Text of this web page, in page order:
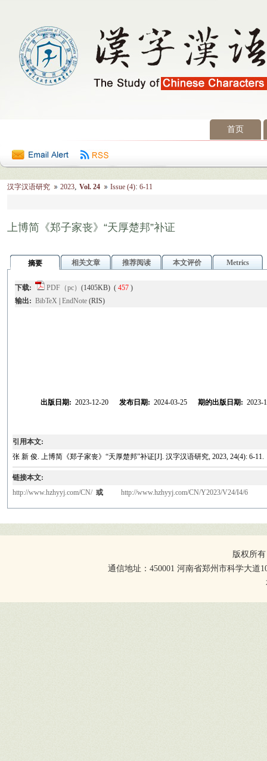
首页
汉字汉语研究 2023, Vol. 24 Issue (4): 6-11
上博简《郑子家丧》“天厚楚邦”补证
摘要 相关文章 推荐阅读 本文评价 Metrics
下载: PDF（pc） (1405KB) ( 457 )
输出: BibTeX EndNote (RIS)
出版日期: 2023-12-20 发布日期: 2024-03-25 期的出版日期: 2023-
引用本文:
张 新 俊. 上博简《郑子家丧》“天厚楚邦”补证[J]. 汉字汉语研究, 2023, 24(4): 6-11.
链接本文:
http://www.hzhyyj.com/CN/ 或 http://www.hzhyyj.com/CN/Y2023/V24/I4/6
版权所
通信地址：450001 河南省郑州市科学大